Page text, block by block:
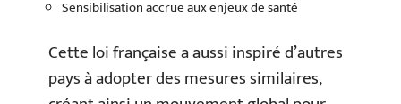
Sensibilisation accrue aux enjeux de santé
Cette loi française a aussi inspiré d’autres
pays à adopter des mesures similaires,